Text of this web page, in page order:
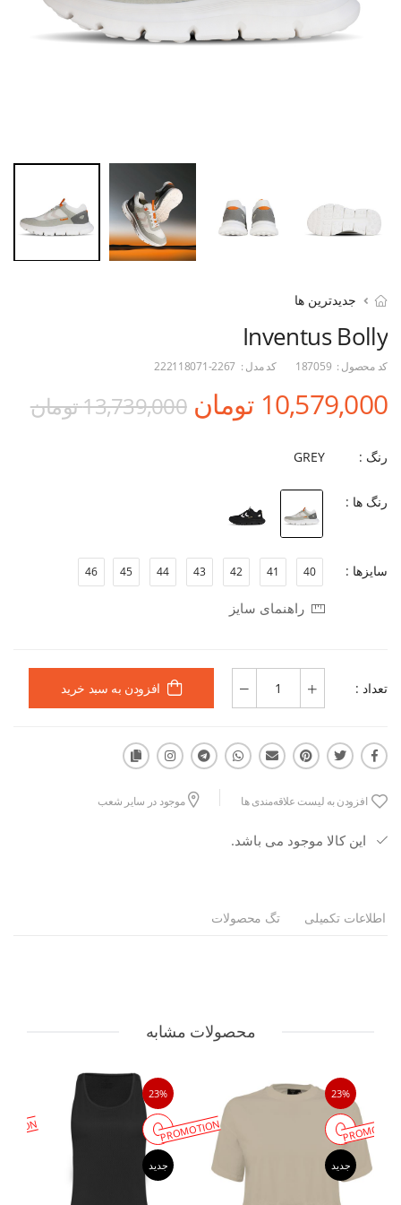
جدیدترین ها
Inventus Bolly
کد محصول : 187059 کد مدل : 222118071-2267
10,579,000 تومان 13,739,000 تومان
رنگ : GREY
رنگ ها :
سایزها : 40
41
42
43
44
45
46
راهنمای سایز
تعداد : افزودن به سبد خرید
افزودن به لیست علاقه‌مندی ها موجود در سایر شعب
این کالا موجود می باشد.
اطلاعات تکمیلی تگ محصولات
محصولات مشابه
23%
جدید
23%
PROMOTION
جدید